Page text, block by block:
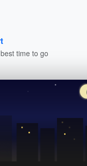
time to go